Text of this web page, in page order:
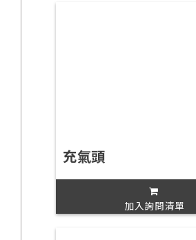
充氣頭
加入詢問清單